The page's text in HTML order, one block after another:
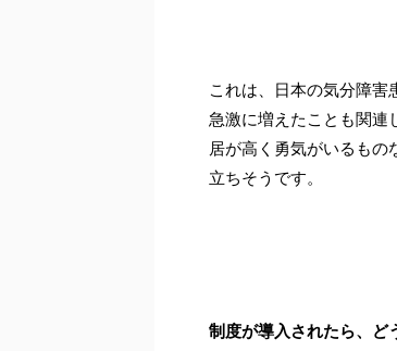
これは、日本の気分障害
急激に増えたことも関連
居が高く勇気がいるもの
立ちそうです。
制度が導入されたら、ど